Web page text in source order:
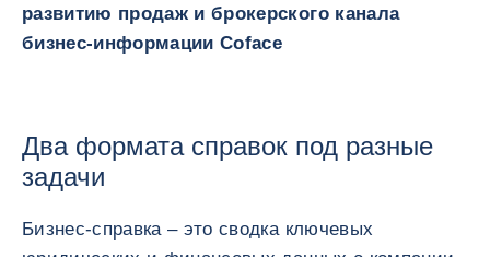
развитию продаж и брокерского канала
бизнес-информации Coface
Два формата справок под разные
задачи
Бизнес-справка – это сводка ключевых